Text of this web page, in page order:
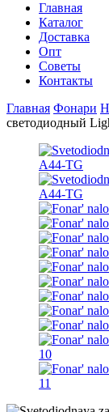
Главная
Каталог
Доставка
Опт
Советы
Контакты
Главная Фонари
светодиодный